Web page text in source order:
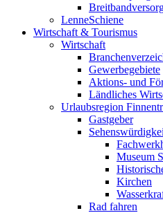
LenneSchiene
Wirtschaft & Tourismus
Wirtschaft
Gewerbegebiete
Aktions- und
Ländliches
Urlaubsregion
Gastgeber
Museum
Kirchen
Rad fahren